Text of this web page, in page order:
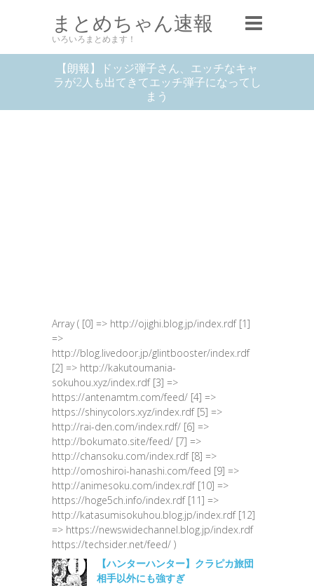
まとめちゃん速報
いろいろまとめます！
【朗報】ドッジ弾子さん、エッチなキャ
ラが2人も出てきてエッチ弾子になってし
まう
Array ( [0] => http://ojighi.blog.jp/index.rdf [1]
=>
http://blog.livedoor.jp/glintbooster/index.rdf
[2] => http://kakutoumania-
sokuhou.xyz/index.rdf [3] =>
https://antenamtm.com/feed/ [4] =>
https://shinycolors.xyz/index.rdf [5] =>
http://rai-den.com/index.rdf/ [6] =>
http://bokumato.site/feed/ [7] =>
http://chansoku.com/index.rdf [8] =>
http://omoshiroi-hanashi.com/feed [9] =>
http://animesoku.com/index.rdf [10] =>
https://hoge5ch.info/index.rdf [11] =>
http://katasumisokuhou.blog.jp/index.rdf [12]
=> https://newswidechannel.blog.jp/index.rdf
https://techsider.net/feed/ )
【ハンターハンター】クラピカ旅団
相手以外にも強すぎ